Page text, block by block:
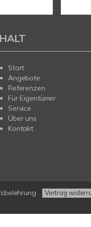
Start
Angebote
Referenzen
Für Eigentümer
Service
Über uns
Kontakt
Vertrag